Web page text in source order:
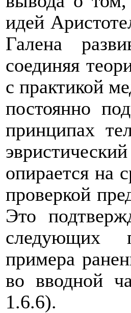
идей
Галена
соединяя
с практикой
постоянно
принципах
опирается на
проверкой
Это
следующих
примера
во вводной
1.6.6).